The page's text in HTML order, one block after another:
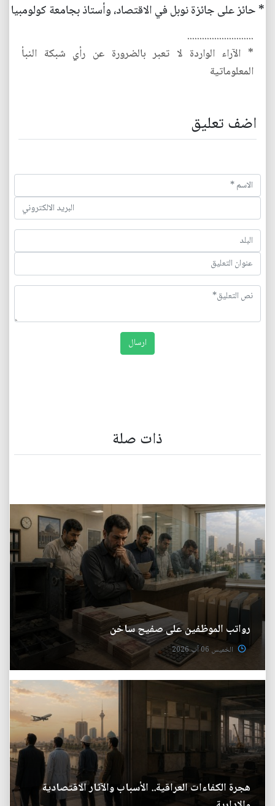
* حائز على جائزة نوبل في الاقتصاد، وأستاذ بجامعة كولومبيا
...........................
* الآراء الواردة لا تعبر بالضرورة عن رأي شبكة النبأ
المعلوماتية
اضف تعليق
ذات صلة
رواتب الموظفين على صفيح ساخن
الخميس 06 آب 2026
هجرة الكفاءات العراقية.. الأسباب والآثار الاقتصادية